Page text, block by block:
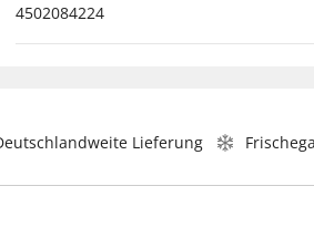
4502084224
Lieferung